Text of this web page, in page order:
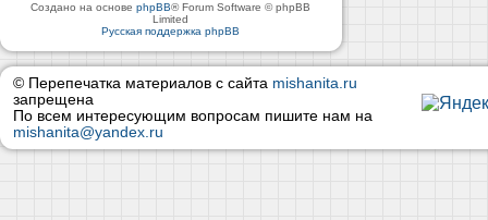
Создано на основеphpBB® Forum Software © phpBB
Limited
Русская поддержка phpBB
© Перепечатка материалов с сайта mishanita.ru
запрещена
По всем интересующим вопросам пишите нам на
mishanita@yandex.ru